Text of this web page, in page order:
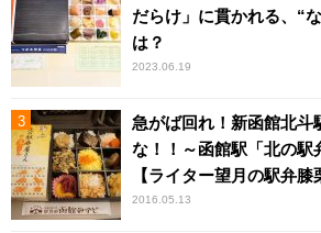
だらけ」に貫かれる、“
は？
2023.06.19
急がば回れ！新函館北斗
な！！～函館駅「北の
【ライター望月の駅弁膝
2016.05.13